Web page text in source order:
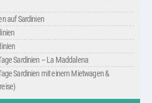
auf Sardinien
Sardinien – La Maddalena
Sardinien mit einem Mietwagen &